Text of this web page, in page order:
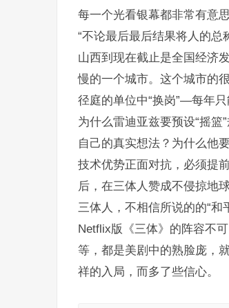
每一个光看银幕都非常有意
“不论最后最后结果将人的总
山西到现在截止是全国经济
慢的一个城市。这个城市的
径庭的单位中“换岗”—每年
为什么雷迪亚兹要预设“摇
自己的真实想法？为什么他
技术优势正面对抗，必须提
后，在三体人赞成不侵掠地
三体人，不相信所说的的“和
Netflix版《三体》的阵容不
等，都是美剧中的熟脸庞，
祥的入局，而多了些信心。